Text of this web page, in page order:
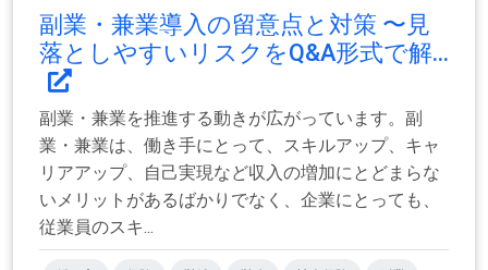
副業・兼業導入の留意点と対策 〜見
落としやすいリスクをQ&A形式で解...
副業・兼業を推進する動きが広がっています。副
業・兼業は、働き手にとって、スキルアップ、キャ
リアアップ、自己実現など収入の増加にとどまらな
いメリットがあるばかりでなく、企業にとっても、
従業員のスキ...